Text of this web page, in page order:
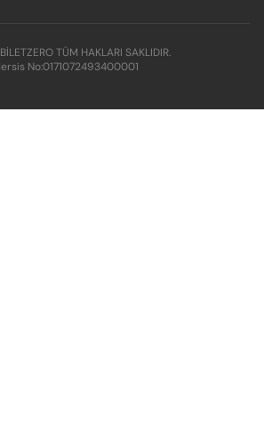
TÜM HAKLARI SAKLIDIR.
No:0171072493400001